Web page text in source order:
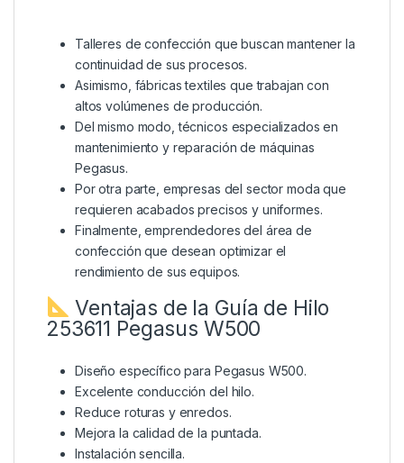
Talleres de confección que buscan mantener la
continuidad de sus procesos.
Asimismo, fábricas textiles que trabajan con
altos volúmenes de producción.
Del mismo modo, técnicos especializados en
mantenimiento y reparación de máquinas
Pegasus.
Por otra parte, empresas del sector moda que
requieren acabados precisos y uniformes.
Finalmente, emprendedores del área de
confección que desean optimizar el
rendimiento de sus equipos.
Ventajas de la Guía de Hilo
253611 Pegasus W500
Diseño específico para Pegasus W500.
Excelente conducción del hilo.
Reduce roturas y enredos.
Mejora la calidad de la puntada.
Instalación sencilla.